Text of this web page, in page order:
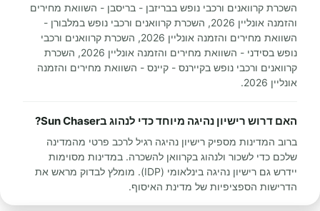
השכרת קרוואנים ורכבי נופש בבריזבן - בריסבן - השוואת מחירים
והזמנה אונליין 2026, השכרת קרוואנים ורכבי נופש במלבורן -
השוואת מחירים והזמנה אונליין 2026, השכרת קרוואנים ורכבי
נופש בסידני - השוואת מחירים והזמנה אונליין 2026, השכרת
קרוואנים ורכבי נופש בקיירנס - קיינס - השוואת מחירים והזמנה
אונליין 2026.
האם דרוש רישיון נהיגה מיוחד כדי לנהוג בSun Chaser?
ברוב המדינות מספיק רישיון נהיגה רגיל לרכב פרטי מהמדינה
שלכם כדי לשכור ולנהוג בקרוואן להשכרה. במדינות מסוימות
יידרש גם רישיון נהיגה בינלאומי (IDP). מומלץ לבדוק מראש את
הדרישות הספציפיות של מדינת האיסוף.